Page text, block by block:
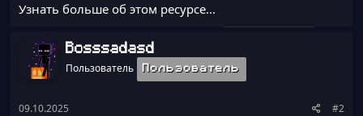
Команды: /pipi /kaka /burp
Узнать больше об этом ресурсе...
Bosssadasd
Пользователь Пользователь
09.10.2025 #2